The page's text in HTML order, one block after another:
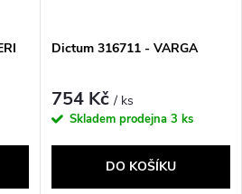
Dictum 316711 - VARGA
754 Kč/ ks
Skladem prodejna 3 ks
DO KOŠÍKU